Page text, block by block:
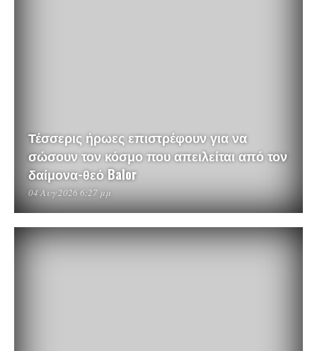
Τέσσερις ήρωες επιστρέφουν για να
σώσουν τον κόσμο που απειλείται από τον
δαίμονα-θεό Balor
04 Αυγ 2026 6:27 μμ